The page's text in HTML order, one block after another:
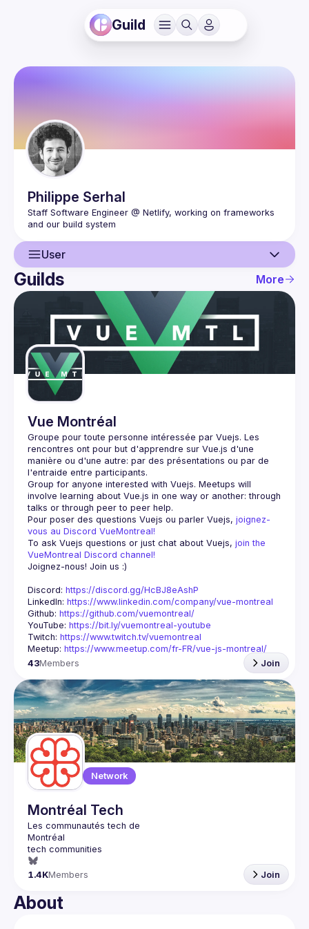
Guild
Philippe Serhal
Staff Software Engineer @ Netlify, working on frameworks
User
User
Guilds
Guilds More
Vue Montréal
Groupe pour toute personne intéressée par Vuejs. Les
rencontres ont pour but d'apprendre sur Vue.js d'une
manière ou d'une autre: par des présentations ou par de
Group for anyone interested with Vuejs. Meetups will
involve learning about Vue.js in one way or another: through
Pour poser des questions Vuejs ou parler Vuejs, joignez-
vous au Discord VueMontreal!
To ask Vuejs questions or just chat about Vuejs, join the
VueMontreal Discord channel!
Joignez-nous! Join us :)
Discord: https://discord.gg/HcBJ8eAshP
LinkedIn: https://www.linkedin.com/company/vue-montreal
Github: https://github.com/vuemontreal/
YouTube: https://bit.ly/vuemontreal-youtube
Twitch: https://www.twitch.tv/vuemontreal
Meetup: https://www.meetup.com/fr-FR/vue-js-montreal/
43Members Join
Network
Montréal Tech
1.4KMembers Join
About